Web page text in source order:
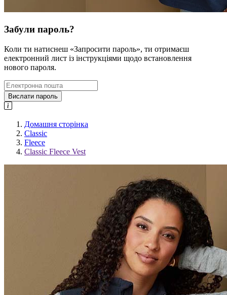
Забули пароль?
Коли ти натиснеш «Запросити пароль», ти отримаєш
електронний лист із інструкціями щодо встановлення
нового пароля.
Вислати пароль
Домашня сторінка
Classic
Fleece
Classic Fleece Vest